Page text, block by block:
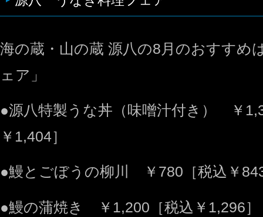
海の蔵・山の蔵 源八の8月のおすすめ
ェア」
●源八特製うな丼（味噌汁付き） ￥
￥1,404］
●鰻とごぼうの柳川 ￥780［税込￥
●鰻の蒲焼き ￥1,200［税込￥1,296］